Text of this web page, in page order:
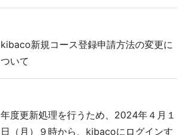
kibaco新規コース登録申請方法の変更に
ついて
年度更新処理を行うため、2024年４月１
日（月）９時から、kibacoにログインす